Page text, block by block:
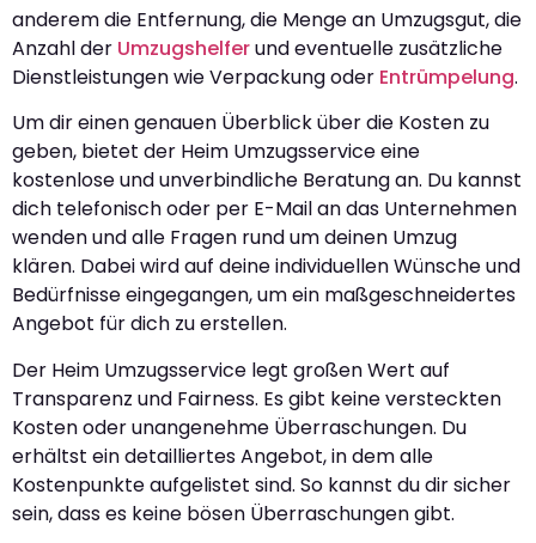
anderem die Entfernung, die Menge an Umzugsgut, die
Anzahl der Umzugshelferund eventuelle zusätzliche
Dienstleistungen wie Verpackung oder Entrümpelung.
Um dir einen genauen Überblick über die Kosten zu
geben, bietet der Heim Umzugsservice eine
kostenlose und unverbindliche Beratung an. Du kannst
dich telefonisch oder per E-Mail an das Unternehmen
wenden und alle Fragen rund um deinen Umzug
klären. Dabei wird auf deine individuellen Wünsche und
Bedürfnisse eingegangen, um ein maßgeschneidertes
Angebot für dich zu erstellen.
Der Heim Umzugsservice legt großen Wert auf
Transparenz und Fairness. Es gibt keine versteckten
Kosten oder unangenehme Überraschungen. Du
erhältst ein detailliertes Angebot, in dem alle
Kostenpunkte aufgelistet sind. So kannst du dir sicher
sein, dass es keine bösen Überraschungen gibt.